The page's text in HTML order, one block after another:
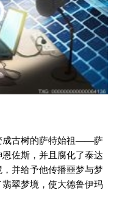
成古树的萨特始祖——萨
佐斯，并且腐化了泰达
并给予他传播噩梦与梦
翠梦境，使大德鲁伊玛